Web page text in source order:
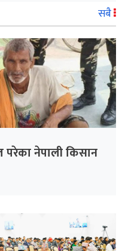
सबै
नेपाली किसान